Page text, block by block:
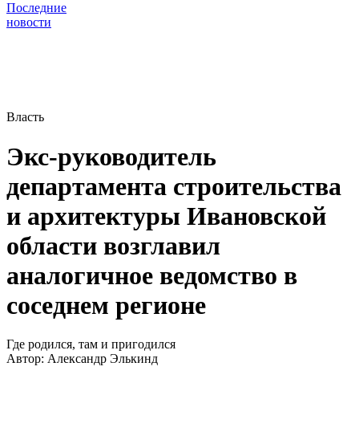
Последние
новости
Власть
Экс-руководитель
департамента строительства
и архитектуры Ивановской
области возглавил
аналогичное ведомство в
соседнем регионе
Где родился, там и пригодился
Автор: Александр Элькинд